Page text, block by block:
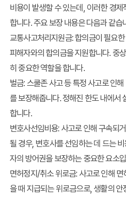
비용이 발생할 수 있는데, 이러한 경
합니다. 주요 보장 내용은 다음과 같습
교통사고처리지원금: 합의금이 필요
피해자와의 합의금을 지원합니다. 중
히 중요한 역할을 합니다.
벌금: 스쿨존 사고 등 특정 사고로 인
를 보장해줍니다. 정해진 한도 내에서
합니다.
변호사선임비용: 사고로 인해 구속되
될 경우, 변호사를 선임하는 데 드는
자의 방어권을 보장하는 중요한 요소
면허정지/취소 위로금: 사고로 인해
을 때 지급되는 위로금으로, 생활의 안